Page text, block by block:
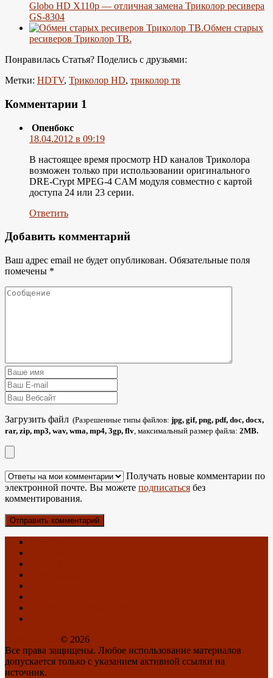
Globo HD X110p — отличная замена Триколор ресивера
GS-8304
Обмен старых
ресиверов Триколор ТВ.
Понравилась Статья? Поделись с друзьями:
Метки: HDTV, Триколор HD, триколор тв
Комментарии 1
Опенбокс
18.04.2012 в 09:19
В настоящее время просмотр HD каналов Триколора
возможен только при использовании оригинального
DRE-Crypt MPEG-4 CAM модуля совместно с картой
доступа 24 или 23 серии.
Ответить
Добавить комментарий
Ваш адрес email не будет опубликован. Обязательные поля
помечены *
Загрузить файл (Разрешенные типы файлов: jpg, gif, png, pdf, doc, docx,
rar, zip, mp3, wav, wma, mp4, 3gp, flv, максимальный размер файла: 2MB.
Получать новые комментарии по
электронной почте. Вы можете подписаться без
комментирования.
© 2026
Все права защищены. Любое использование материалов
допускается только с указанием активной ссылки на
источник.